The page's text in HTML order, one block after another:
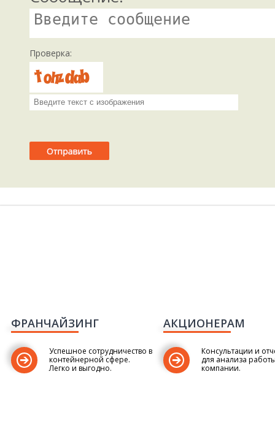
Проверка:
ФРАНЧАЙЗИНГ
Успешное сотрудничество в
контейнерной сфере.
Легко и выгодно.
АКЦИОНЕРАМ
Консультации и
для анализа
компании.